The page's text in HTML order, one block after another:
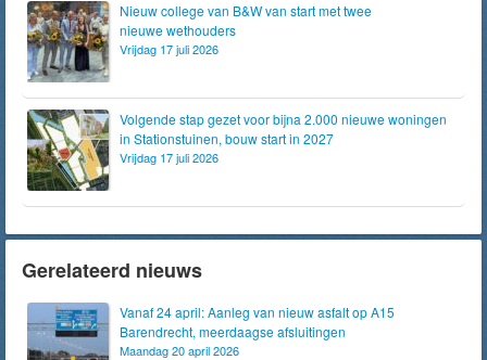
Nieuw college van B&W van start met twee
nieuwe wethouders
Vrijdag 17 juli 2026
Volgende stap gezet voor bijna 2.000 nieuwe woningen
in Stationstuinen, bouw start in 2027
Vrijdag 17 juli 2026
Gerelateerd nieuws
Vanaf 24 april: Aanleg van nieuw asfalt op A15
Barendrecht, meerdaagse afsluitingen
Maandag 20 april 2026